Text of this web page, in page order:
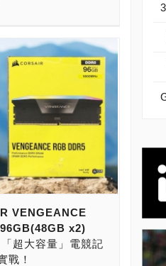
作站平台是絕佳的選
頂級AI PC的話，
主機板，最高階可以安
Ryzen Threadripper
記憶體最強可以擴充到
不約而同的，Intel
安裝最高階56核心112
處理器或60核心120執
理器，記憶體最強可以
容量。 要讓AI PC發
憶體非得要4、8記憶體
OC R-DIMM，安裝到
購DDR5 OC R-
牌，系出名門，用料
靠」，還要相容
VENGEANCE
x2)
超大容量」電競記
戰！